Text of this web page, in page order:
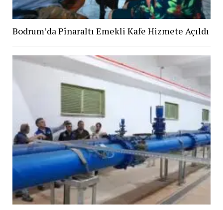
Bodrum’da Pînaraltı Emekli Kafe Hizmete Açıldı